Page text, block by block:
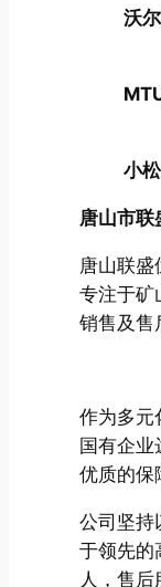
沃
小
唐山市联
唐山联盛
专注于矿
销售及售
作为多元
国有企
优质的保
公司坚持
于领先的
人，售